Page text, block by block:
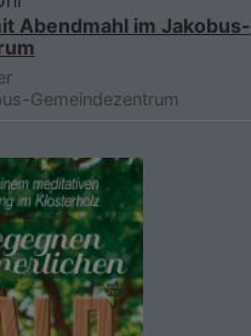
Abendmahl im Jakobus-
Gemeindezentrum